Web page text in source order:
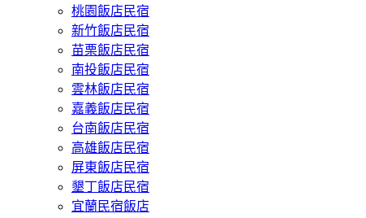
桃園飯店民宿
新竹飯店民宿
苗栗飯店民宿
南投飯店民宿
雲林飯店民宿
嘉義飯店民宿
台南飯店民宿
高雄飯店民宿
屏東飯店民宿
墾丁飯店民宿
宜蘭民宿飯店